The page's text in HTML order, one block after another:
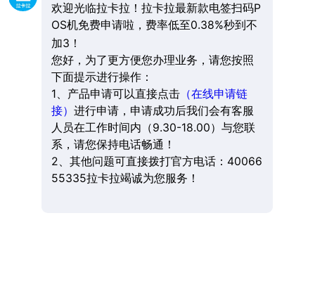
欢迎光临拉卡拉！拉卡拉最新款电签扫码P
OS机免费申请啦，费率低至0.38%秒到不
加3！
您好，为了更方便您办理业务，请您按照
下面提示进行操作：
1、产品申请可以直接点击（在线申请链
接） 进行申请，申请成功后我们会有客服
人员在工作时间内（9.30-18.00）与您联
系，请您保持电话畅通！
2、其他问题可直接拨打官方电话：40066
55335拉卡拉竭诚为您服务！